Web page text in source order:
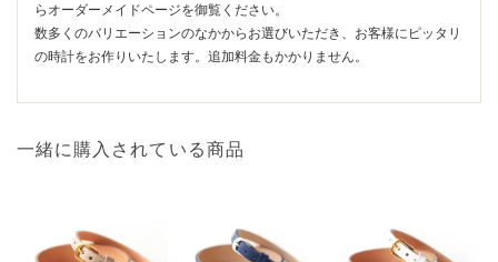
らオーダーメイドページを御覧ください。
数多くのバリエーションのなかからお選びいただき、お客様にピッタリ
の時計をお作りいたします。追加料金もかかりません。
一緒に購入されている商品